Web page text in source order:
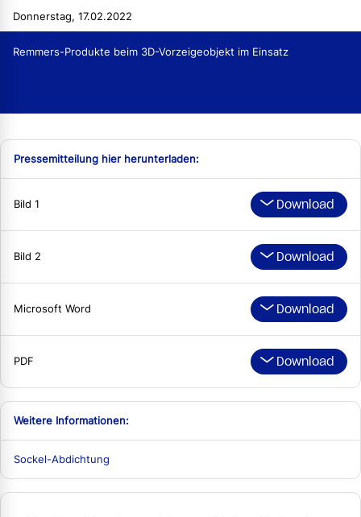
Donnerstag, 17.02.2022
Remmers-Produkte beim 3D-Vorzeigeobjekt im Einsatz
Pressemitteilung hier herunterladen:
Bild 1 Download
Bild 2 Download
Microsoft Word Download
PDF Download
Weitere Informationen:
Sockel-Abdichtung